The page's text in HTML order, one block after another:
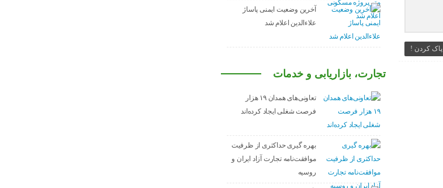
پاک کردن !
آخرین وضعیت ایمنی پاساژ
علاءالدین اعلام شد
تجارت، بازاریابی و خدمات
تعاونی‌های همدان ۱۹ هزار
فرصت شغلی ایجاد کرده‌اند
بهره گیری حداکثری از ظرفیت
موافقت‌نامه تجارت آزاد ایران و
روسیه